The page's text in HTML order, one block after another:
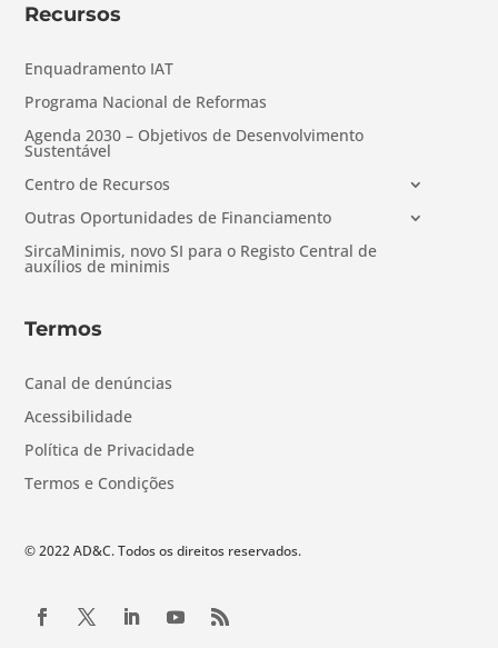
Recursos
Enquadramento IAT
Programa Nacional de Reformas
Agenda 2030 – Objetivos de Desenvolvimento
Sustentável
Centro de Recursos
Outras Oportunidades de Financiamento
SircaMinimis, novo SI para o Registo Central de
auxílios de minimis
Termos
Canal de denúncias
Acessibilidade
Política de Privacidade
Termos e Condições
© 2022 AD&C. Todos os direitos reservados.